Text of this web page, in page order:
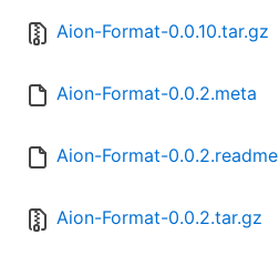
Aion-Format-0.0.10.tar.gz
Aion-Format-0.0.2.meta
Aion-Format-0.0.2.readme
Aion-Format-0.0.2.tar.gz